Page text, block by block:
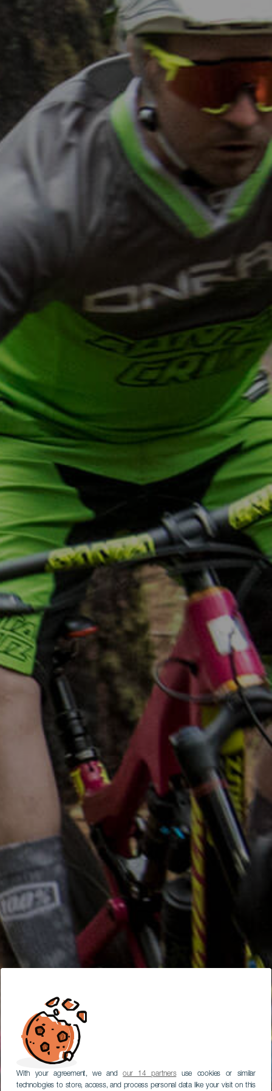
With your agreement, we andour 14 partnersuse cookies or similar
technologies to store, access, and process personal data like your visit on this